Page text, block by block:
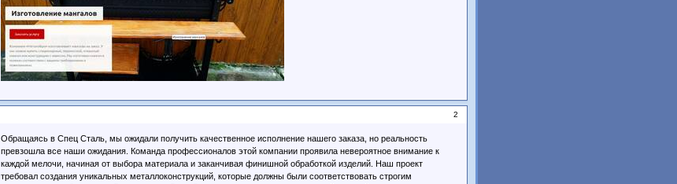
2
Обращаясь в Спец Сталь, мы ожидали получить качественное исполнение нашего заказа, но реальность
превзошла все наши ожидания. Команда профессионалов этой компании проявила невероятное внимание к
каждой мелочи, начиная от выбора материала и заканчивая финишной обработкой изделий. Наш проект
требовал создания уникальных металлоконструкций, которые должны были соответствовать строгим